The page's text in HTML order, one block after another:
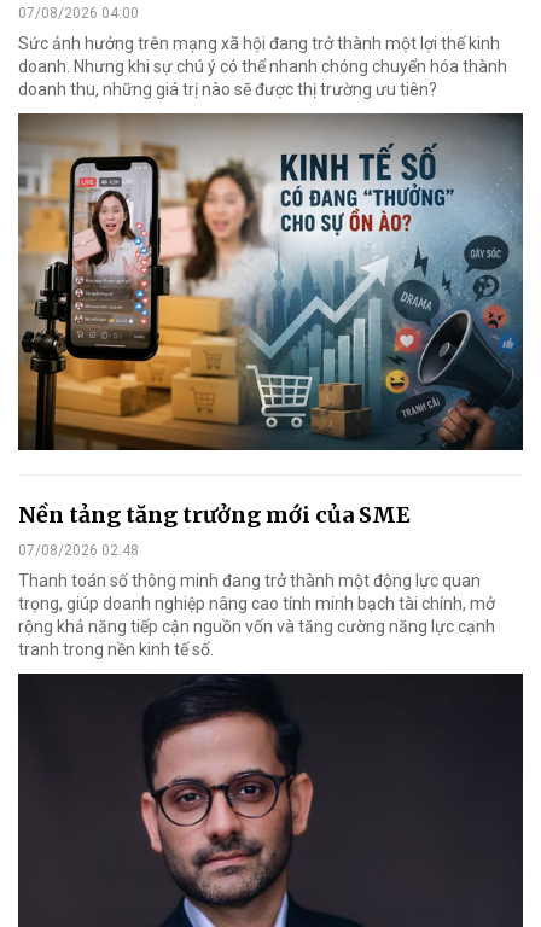
07/08/2026 04:00
Sức ảnh hưởng trên mạng xã hội đang trở thành một lợi thế kinh
doanh. Nhưng khi sự chú ý có thể nhanh chóng chuyển hóa thành
doanh thu, những giá trị nào sẽ được thị trường ưu tiên?
Nền tảng tăng trưởng mới của SME
07/08/2026 02:48
Thanh toán số thông minh đang trở thành một động lực quan
trọng, giúp doanh nghiệp nâng cao tính minh bạch tài chính, mở
rộng khả năng tiếp cận nguồn vốn và tăng cường năng lực cạnh
tranh trong nền kinh tế số.